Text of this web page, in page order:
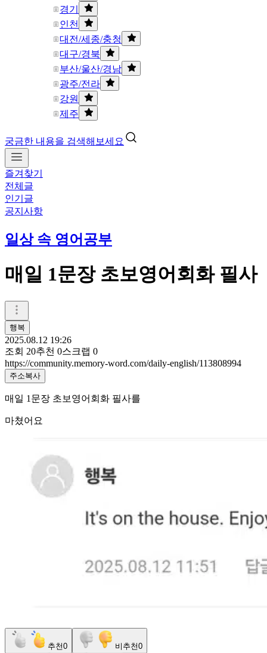
경기
인천
대전/세종/충청
대구/경북
부산/울산/경남
광주/전라
강원
제주
궁금한 내용을 검색해보세요
즐겨찾기
전체글
인기글
공지사항
일상 속 영어공부
매일 1문장 초보영어회화 필사
행복
2025.08.12 19:26
조회 20추천 0스크랩 0
https://community.memory-word.com/daily-english/113808994
주소복사
매일 1문장 초보영어회화 필사를
마쳤어요
추천0 비추천0